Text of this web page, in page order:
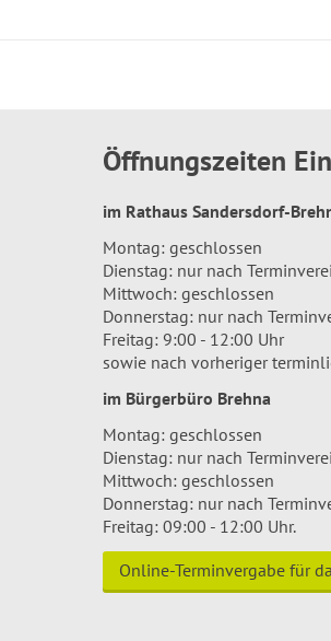
Öffnungszeiten
im Rathaus Sandersdorf-
Montag: geschlossen
Dienstag: nur nach
Mittwoch: geschlossen
Donnerstag: nur nach
Freitag: 9:00 - 12:00 Uhr
sowie nach vorheriger
im Bürgerbüro Brehna
Montag: geschlossen
Dienstag: nur nach
Mittwoch: geschlossen
Donnerstag: nur nach
Freitag: 09:00 - 12:00 Uhr.
Online-Terminvergabe für